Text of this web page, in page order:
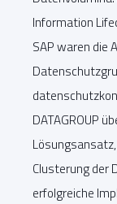
Information
SAP waren die
DATAGROUP
Clusterung der
erfolgreiche